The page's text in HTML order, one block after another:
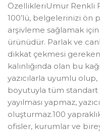
ÖzellikleriUmur Renkli
100’lü, belgelerinizi ön
arşivleme sağlamak
ürünüdür. Parlak ve
dikkat çekmesi
kalınlığında olan bu
yazıcılarla uyumlu olup,
boyutuyla tüm standart
yayılması yapmaz,
oluşturmaz.100
ofisler, kurumlar ve